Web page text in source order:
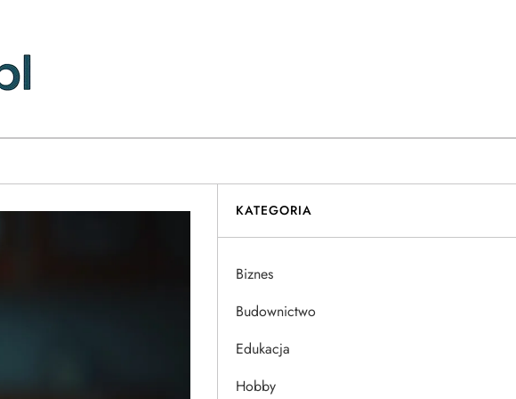
KATEGORIA
Biznes
Budownictwo
Edukacja
Hobby